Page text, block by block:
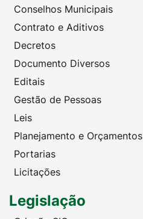
Conselhos Municipais
Contrato e Aditivos
Decretos
Documento Diversos
Editais
Gestão de Pessoas
Leis
Planejamento e Orçamentos
Portarias
Licitações
Legislação